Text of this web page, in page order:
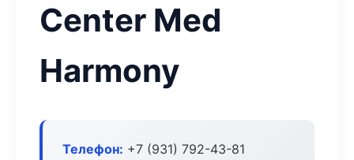
Center Med
Harmony
Телефон: +7 (931) 792-43-81